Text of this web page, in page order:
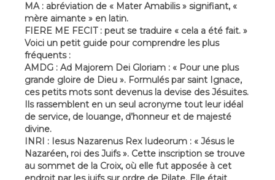
MA : abréviation de « Mater Amabilis » signifiant, «
mère aimante » en latin.
FIERE ME FECIT : peut se traduire « cela a été fait. »
Voici un petit guide pour comprendre les plus
fréquents :
AMDG : Ad Majorem Dei Gloriam : « Pour une plus
grande gloire de Dieu ». Formulés par saint Ignace,
ces petits mots sont devenus la devise des Jésuites.
Ils rassemblent en un seul acronyme tout leur idéal
de service, de louange, d’honneur et de majesté
divine.
INRI : Iesus Nazarenus Rex Iudeorum : « Jésus le
Nazaréen, roi des Juifs ». Cette inscription se trouve
au sommet de la Croix, où elle fut apposée à cet